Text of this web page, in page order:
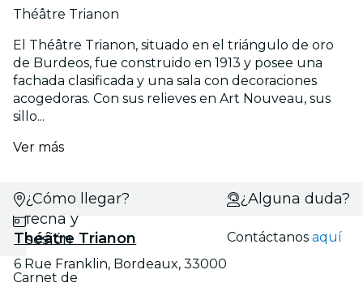
Théâtre Trianon
El Théâtre Trianon, situado en el triángulo de oro
de Burdeos, fue construido en 1913 y posee una
fachada clasificada y una sala con decoraciones
acogedoras. Con sus relieves en Art Nouveau, sus
sillo...
Ver más
Selecciona
fecha y
sesión
Carnet de
¿Cómo llegar?
Théâtre Trianon
6 Rue Franklin, Bordeaux, 33000
¿Alguna duda?
Contáctanosaquí